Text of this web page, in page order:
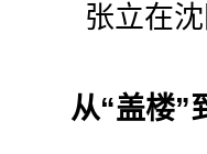
张立在
从“盖楼”